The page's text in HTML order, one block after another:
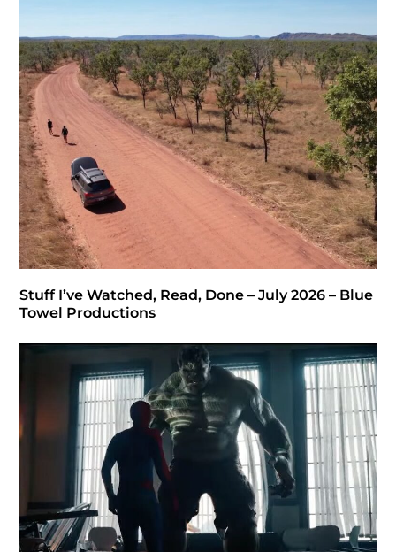
Stuff I’ve Watched, Read, Done – July 2026 – Blue
Towel Productions